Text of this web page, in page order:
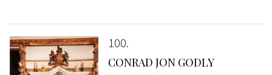
100
CONRAD JON GODLY